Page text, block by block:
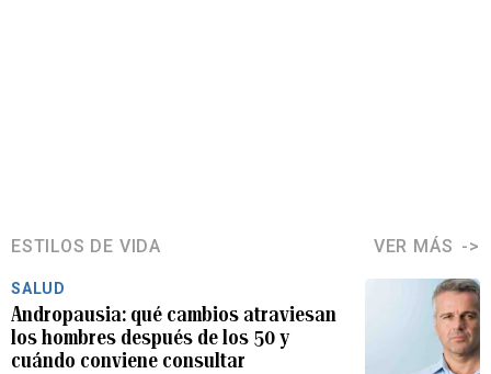
ESTILOS DE VIDA VER MÁS
SALUD
Andropausia: qué cambios atraviesan
los hombres después de los 50 y
cuándo conviene consultar